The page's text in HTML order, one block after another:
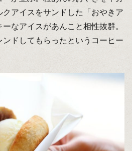
アイスをサンドした「おやきア
なアイスがあんこと相性抜群。
ドしてもらったというコーヒー